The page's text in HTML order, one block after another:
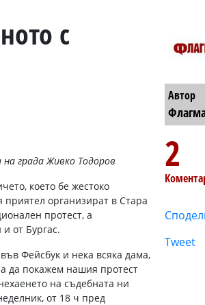
с
града Живко Тодоров
което бе жестоко
приятел организират в Стара
протест, а
от Бургас.
Фейсбук и нека всяка дама,
да покажем нашия протест
на съдебната ни
от 18 ч пред
Автор
2
Tweet